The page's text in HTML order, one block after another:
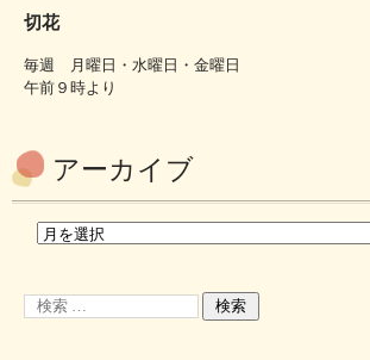
切花
毎週 月曜日・水曜日・金曜日
午前９時より
アーカイブ